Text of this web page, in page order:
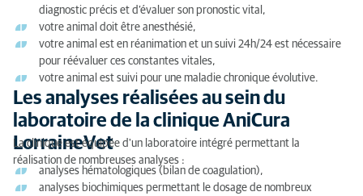
diagnostic précis et d’évaluer son pronostic vital,
votre animal doit être anesthésié,
votre animal est en réanimation et un suivi 24h/24 est nécessaire
pour réévaluer ces constantes vitales,
votre animal est suivi pour une maladie chronique évolutive.
Les analyses réalisées au sein du
laboratoire de la clinique AniCura
LorraineVet
La clinique est équipée d'un laboratoire intégré permettant la
réalisation de nombreuses analyses :
analyses hématologiques (bilan de coagulation),
analyses biochimiques permettant le dosage de nombreux